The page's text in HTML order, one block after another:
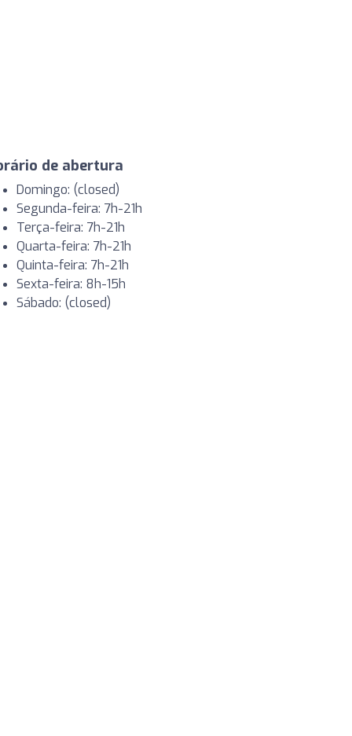
de abertura
Domingo: (closed)
Segunda-feira: 7h-21h
Terça-feira: 7h-21h
Quarta-feira: 7h-21h
Quinta-feira: 7h-21h
Sexta-feira: 8h-15h
Sábado: (closed)